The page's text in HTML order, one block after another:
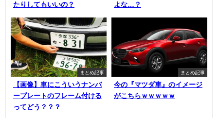
たりしてもいいの？
よな…？
まとめ記事
【画像】車にこういうナンバ
ープレートのフレーム付ける
ってどう？？？
まとめ記事
今の『マツダ車』のイメージ
がこちらｗｗｗｗｗ